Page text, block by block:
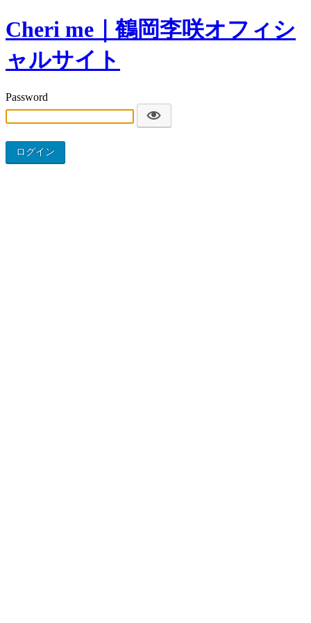
Cheri me｜鶴岡李咲オフィシ
ャルサイト
Password